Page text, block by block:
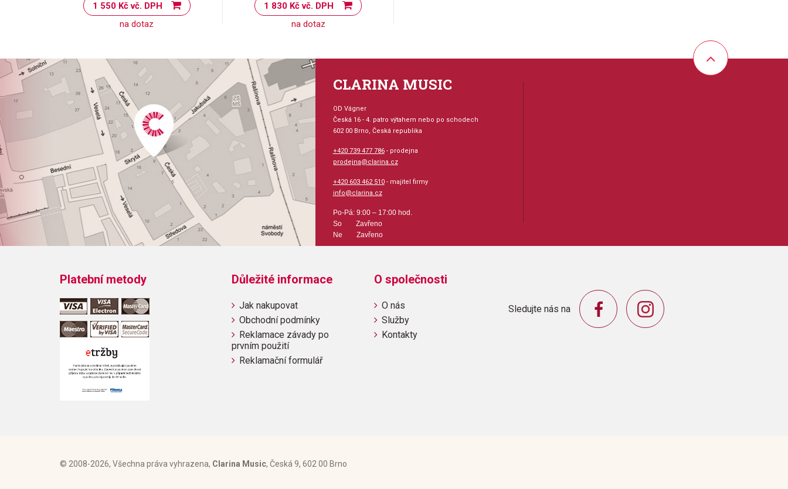
1 550 Kč vč. DPH
na dotaz
1 830 Kč vč. DPH
na dotaz
CLARINA MUSIC
OD Vágner
Česká 16 - 4. patro výtahem nebo po schodech
602 00 Brno, Česká republika
+420 739 477 786- prodejna
prodejna@clarina.cz
+420 603 462 510- majitel firmy
info@clarina.cz
Po-Pá: 9:00 – 17:00 hod.
So Zavřeno
Ne Zavřeno
Platební metody Důležité informace
Jak nakupovat
Obchodní podmínky
Reklamace závady po
prvním použití
Reklamační formulář
O společnosti
O nás
Služby
Kontakty
Sledujte nás na
© 2008-2026, Všechna práva vyhrazena, Clarina Music, Česká 9, 602 00 Brno